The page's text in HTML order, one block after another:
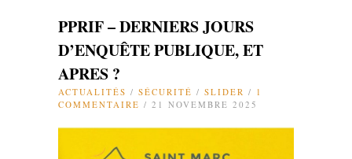
PPRIF – DERNIERS JOURS
D’ENQUÊTE PUBLIQUE, ET
APRES ?
ACTUALITÉS / SÉCURITÉ / SLIDER / 1
COMMENTAIRE / 21 NOVEMBRE 2025